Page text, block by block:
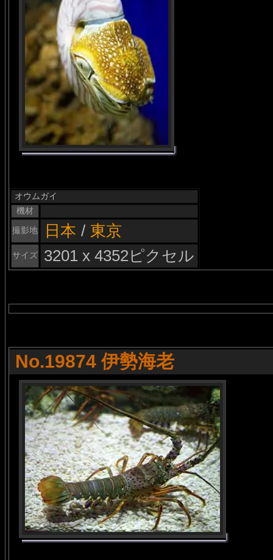
オウムガイ
機材
撮影地
日本 / 東京
サイズ 3201 x 4352ピクセル
No.19874 伊勢海老